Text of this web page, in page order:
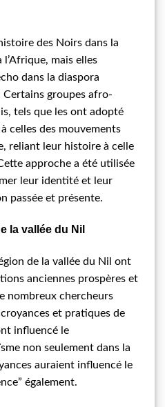
des Noirs dans la
mais elles
dans la diaspora
Certains groupes afro-
tels que les ont adopté
celles des mouvements
reliant leur histoire à celle
approche a été utilisée
leur identité et leur
passée et présente.
la vallée du Nil
de la vallée du Nil ont
anciennes prospères et
nombreux chercheurs
et pratiques de
influencé le
non seulement dans la
auraient influencé le
également.